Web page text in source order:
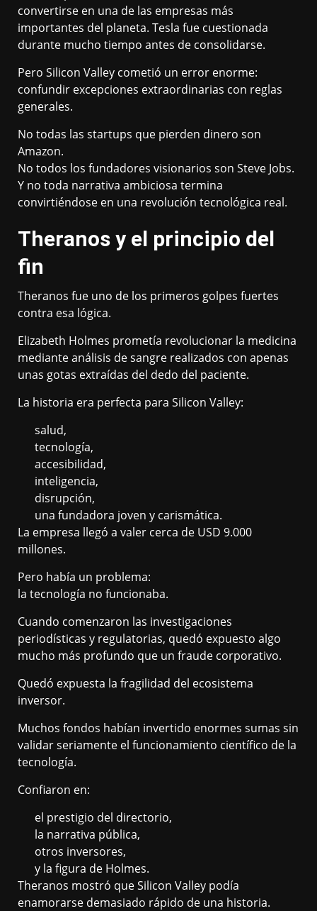
convertirse en una de las empresas más
importantes del planeta. Tesla fue cuestionada
durante mucho tiempo antes de consolidarse.
Pero Silicon Valley cometió un error enorme:
confundir excepciones extraordinarias con reglas
generales.
No todas las startups que pierden dinero son
Amazon.
No todos los fundadores visionarios son Steve Jobs.
Y no toda narrativa ambiciosa termina
convirtiéndose en una revolución tecnológica real.
Theranos y el principio del
fin
Theranos fue uno de los primeros golpes fuertes
contra esa lógica.
Elizabeth Holmes prometía revolucionar la medicina
mediante análisis de sangre realizados con apenas
unas gotas extraídas del dedo del paciente.
La historia era perfecta para Silicon Valley:
salud,
tecnología,
accesibilidad,
inteligencia,
disrupción,
una fundadora joven y carismática.
La empresa llegó a valer cerca de USD 9.000
millones.
Pero había un problema:
la tecnología no funcionaba.
Cuando comenzaron las investigaciones
periodísticas y regulatorias, quedó expuesto algo
mucho más profundo que un fraude corporativo.
Quedó expuesta la fragilidad del ecosistema
inversor.
Muchos fondos habían invertido enormes sumas sin
validar seriamente el funcionamiento científico de la
tecnología.
Confiaron en:
el prestigio del directorio,
la narrativa pública,
otros inversores,
y la figura de Holmes.
Theranos mostró que Silicon Valley podía
enamorarse demasiado rápido de una historia.